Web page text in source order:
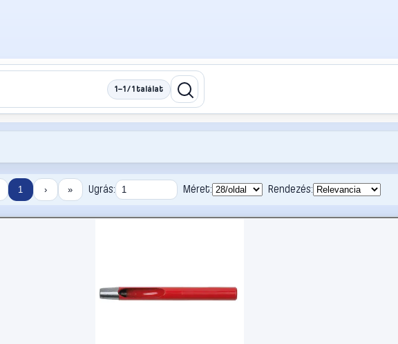
1–1 / 1 találat
1 › » Ugrás: Méret: Rendezés: